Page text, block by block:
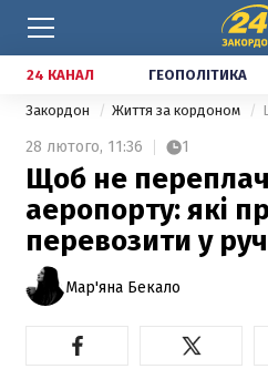
24 КАНАЛ ГЕОПОЛІТИКА
Закордон Життя за кордоном
28 лютого, 11:36 1
Щоб не
аеропорту: які
перевозити у
Мар'яна Бекало